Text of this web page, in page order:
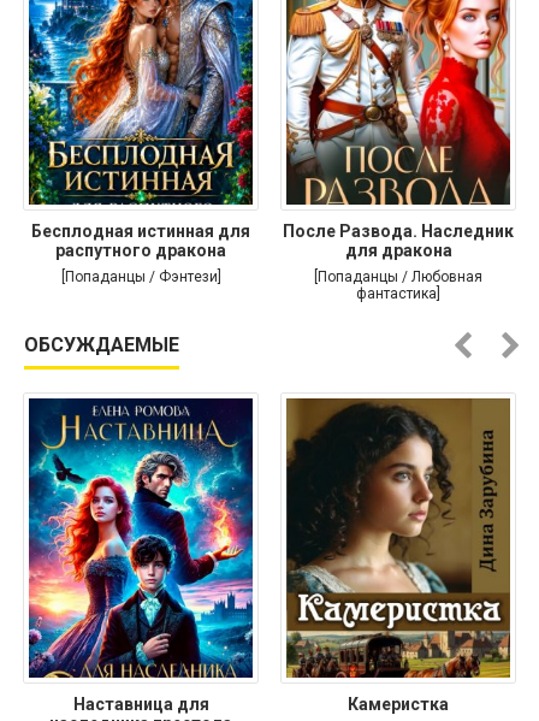
Бесплодная истинная для
распутного дракона
[Попаданцы / Фэнтези]
После Развода. Наследник
для дракона
[Попаданцы / Любовная
фантастика]
ОБСУЖДАЕМЫЕ
Наставница для
Камеристка